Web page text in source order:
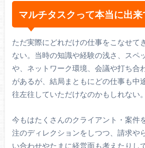
マルチタスクって本当に出来
ただ実際にどれだけの仕事をこなせて
ない。当時の知識や経験の浅さ、スペ
や、ネットワーク環境、会議や打ち合
があるが、結局まともにどの仕事も中
往左往していただけなのかもしれない。
今もはたくさんのクライアント・案件
注のディレクションをしつつ、請求や
い合わせやたまに経営面も考えたりし